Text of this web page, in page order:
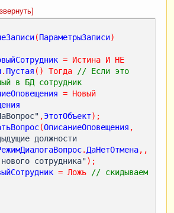
(ПараметрыЗаписи)
= Истина И НЕ
. Пустая () Тогда
// Если это
в БД сотрудник
= Новый
,ЭтотОбъект);
(ОписаниеОповещения ,
должности
. ДаНетОтмена,,
сотрудника");
= Ложь
// скидываем